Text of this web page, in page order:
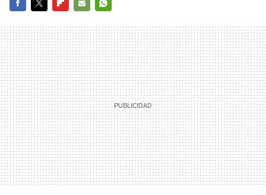
MAIL